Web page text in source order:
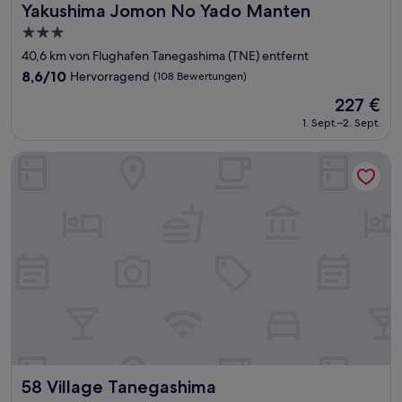
Yakushima Jomon No Yado Manten
Yakushima Jomon No Yado Manten
3.0-
Sterne-
Unterkunft
40,6 km von Flughafen Tanegashima (TNE) entfernt
8.6
Bewertungen)
8,6/10 Hervorragend (108 Bewertungen)
Der
Preis
beträgt
227 €
1. Sept.–2. Sept.
58 Village Tanegashima
58 Village Tanegashima
58 Village Tanegashima